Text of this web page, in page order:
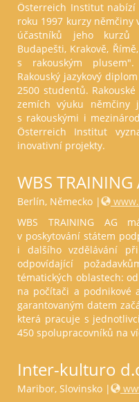
Österreich Institut nabízí
roku 1997 kurzy němčiny
účastníků jeho kurzů
Budapešti, Krakově,
s rakouským plusem".
Rakouský jazykový
2500 studentů.
zemích výuku němčiny
s rakouskými i
Österreich Institut
inovativní projekty.
WBS TRAINING
Berlín, Německo |
WBS TRAINING AG
v poskytování státem
i dalšího vzdělávání
odpovídající
tématických oblastech:
na počítači a podnikové
garantovaným datem
která pracuje s
450 spolupracovníků na
Inter-kulturo
Maribor, Slovinsko |